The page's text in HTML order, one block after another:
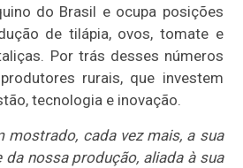
do Brasil e ocupa posições
de tilápia, ovos, tomate e
Por trás desses números
rurais, que investem
tecnologia e inovação.
mostrado, cada vez mais, a sua
nossa produção, aliada à sua